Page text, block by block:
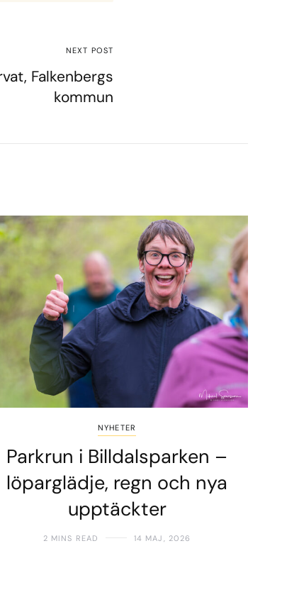
NEXT POST
Falkenbergs
kommun
NYHETER
Parkrun i Billdalsparken –
löparglädje, regn och nya
upptäckter
2 MINS READ 14 MAJ, 2026